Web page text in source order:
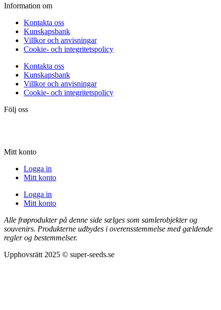
Information om
Kontakta oss
Kunskapsbank
Villkor och anvisningar
Cookie- och integritetspolicy
Kontakta oss
Kunskapsbank
Villkor och anvisningar
Cookie- och integritetspolicy
Följ oss
Mitt konto
Logga in
Mitt konto
Logga in
Mitt konto
Alle frøprodukter på denne side sælges som samlerobjekter og
souvenirs. Produkterne udbydes i overensstemmelse med gældende
regler og bestemmelser.
Upphovsrätt 2025 © super-seeds.se